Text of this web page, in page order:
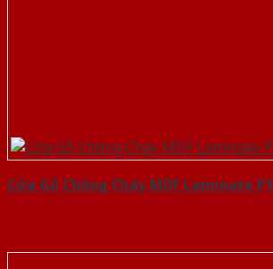
Cửa Gỗ Chống Cháy MDF Laminate P1